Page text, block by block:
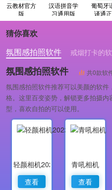
云教材官方
版
汉语拼音学
习通用版
葡萄牙
译通
猜你喜欢
氛围感拍照软件
戒烟打卡的
氛围感拍照软件 共0款软
氛围感拍照软件推荐可以美颜的软
格。这里百变姿势，解锁更多拍摄
型，喜欢自拍的可以使用。
轻颜相机2022最新版
查看
青吼相机
查看